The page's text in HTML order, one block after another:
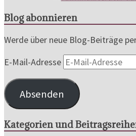
Blog abonnieren
Werde über neue Blog-Beiträge
E-Mail-Adresse
Absenden
Kategorien und